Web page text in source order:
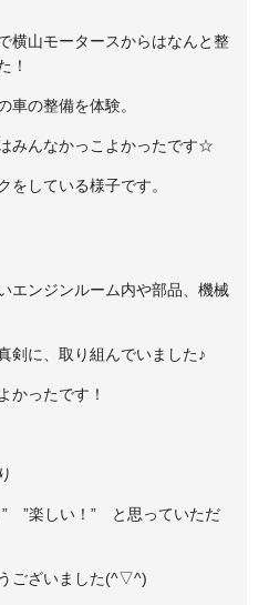
横山モータースからはなんと整
！
車の整備を体験。
みんなかっこよかったです☆
をしている様子です。
エンジンルーム内や部品、機械
剣に、取り組んでいました♪
かったです！
”楽しい！” と思っていただ
ございました(^▽^)